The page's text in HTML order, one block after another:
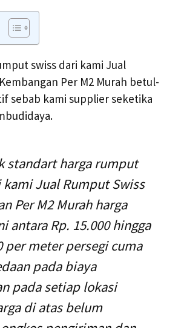
swiss dari kami Jual
Per M2 Murah betul-
sebab kami supplier seketika
standart harga rumput
Jual Rumput Swiss
Per M2 Murah harga
antara Rp. 15.000 hingga
per meter persegi cuma
pada biaya
pada setiap lokasi
di atas belum